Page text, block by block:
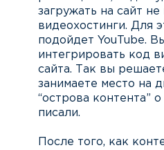
загружать на сайт
видеохостинги. Для
подойдет YouTube.
интегрировать код
сайта. Так вы
занимаете место на
“острова контента”
писали.
После того, как